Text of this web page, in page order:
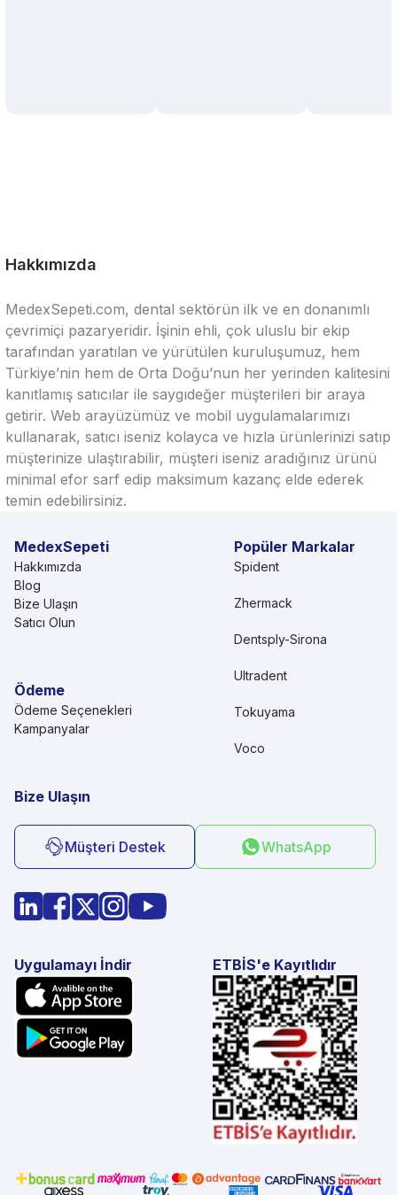
Hakkımızda
MedexSepeti.com, dental sektörün ilk ve en donanımlı
çevrimiçi pazaryeridir. İşinin ehli, çok uluslu bir ekip
tarafından yaratılan ve yürütülen kuruluşumuz, hem
Türkiye’nin hem de Orta Doğu’nun her yerinden kalitesini
kanıtlamış satıcılar ile saygıdeğer müşterileri bir araya
getirir. Web arayüzümüz ve mobil uygulamalarımızı
kullanarak, satıcı iseniz kolayca ve hızla ürünlerinizi satıp
müşterinize ulaştırabilir, müşteri iseniz aradığınız ürünü
minimal efor sarf edip maksimum kazanç elde ederek
temin edebilirsiniz.
MedexSepeti
Hakkımızda
Blog
Bize Ulaşın
Satıcı Olun
Ödeme
Ödeme Seçenekleri
Kampanyalar
Popüler Markalar
Spident
Zhermack
Dentsply-Sirona
Ultradent
Tokuyama
Voco
Bize Ulaşın
Müşteri Destek WhatsApp
Uygulamayı İndir ETBİS'e Kayıtlıdır